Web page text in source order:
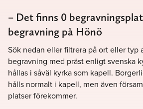
– Det finns 0
begravning på Hönö
Sök nedan eller filtrera på ort eller typ
begravning med präst enligt svenska
hållas i såväl kyrka som kapell.
hålls normalt i kapell, men även
platser förekommer.